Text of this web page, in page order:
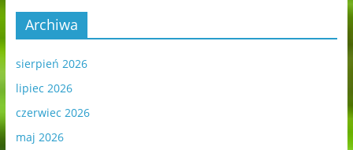
Archiwa
sierpień 2026
lipiec 2026
czerwiec 2026
maj 2026